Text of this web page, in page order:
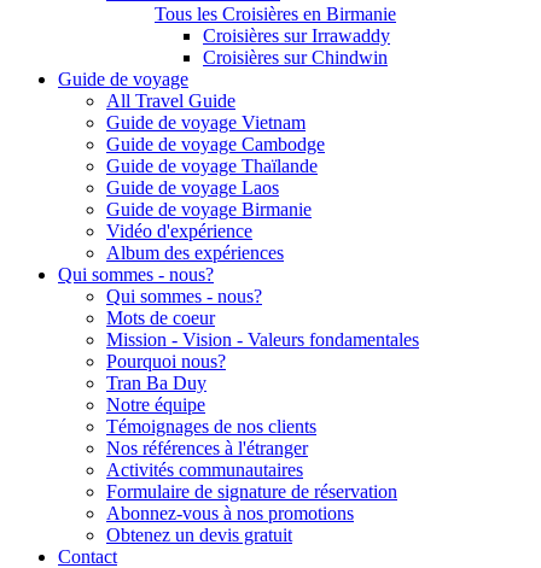
Tous les Croisières en Birmanie
Croisières sur Irrawaddy
Croisières sur Chindwin
Guide de voyage
All Travel Guide
Guide de voyage Vietnam
Guide de voyage Cambodge
Guide de voyage Thaïlande
Guide de voyage Laos
Guide de voyage Birmanie
Vidéo d'expérience
Album des expériences
Qui sommes - nous?
Qui sommes - nous?
Mots de coeur
Mission - Vision - Valeurs fondamentales
Pourquoi nous?
Tran Ba Duy
Notre équipe
Témoignages de nos clients
Nos références à l'étranger
Activités communautaires
Formulaire de signature de réservation
Abonnez-vous à nos promotions
Obtenez un devis gratuit
Contact